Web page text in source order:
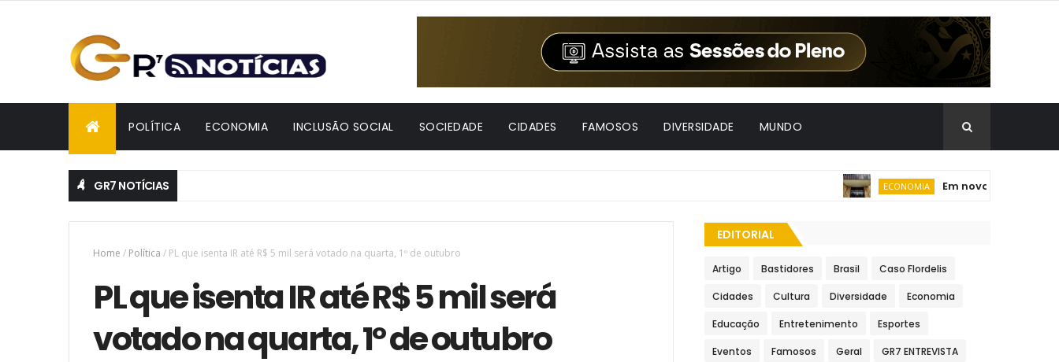
POLÍTICA ECONOMIA INCLUSÃO SOCIAL SOCIEDADE CIDADES FAMOSOS DIVERSIDADE MUNDO
GR7 NOTÍCIAS ECONOMIA Em nova redução,
Home / Política / PL que isenta IR até R$ 5 mil será votado na quarta, 1º de outubro
PL que isenta IR até R$ 5 mil será
votado na quarta, 1º de outubro
EDITORIAL
Artigo Bastidores Brasil Caso Flordelis
Cidades Cultura Diversidade Economia
Educação Entretenimento Esportes
Eventos Famosos Geral GR7 ENTREVISTA